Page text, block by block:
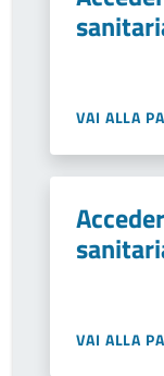
VAI ALLA
VAI ALLA